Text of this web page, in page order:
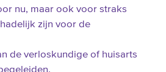
nu, maar ook voor straks
zijn voor de
de verloskundige of huisarts